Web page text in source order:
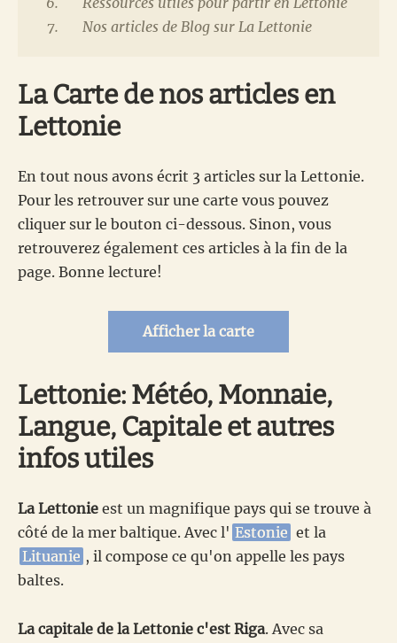
Nos articles de Blog sur La Lettonie
La Carte de nos articles en
Lettonie
En tout nous avons écrit 3 articles sur la Lettonie.
Pour les retrouver sur une carte vous pouvez
cliquer sur le bouton ci-dessous. Sinon, vous
retrouverez également ces articles à la fin de la
page. Bonne lecture!
Afficher la carte
Lettonie: Météo, Monnaie,
Langue, Capitale et autres
infos utiles
La Lettonie est un magnifique pays qui se trouve à
côté de la mer baltique. Avec l' Estonie et la
Lituanie , il compose ce qu'on appelle les pays
baltes.
La capitale de la Lettonie c'est Riga. Avec sa